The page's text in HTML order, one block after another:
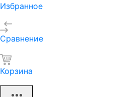
Избранное
Сравнение
Корзина